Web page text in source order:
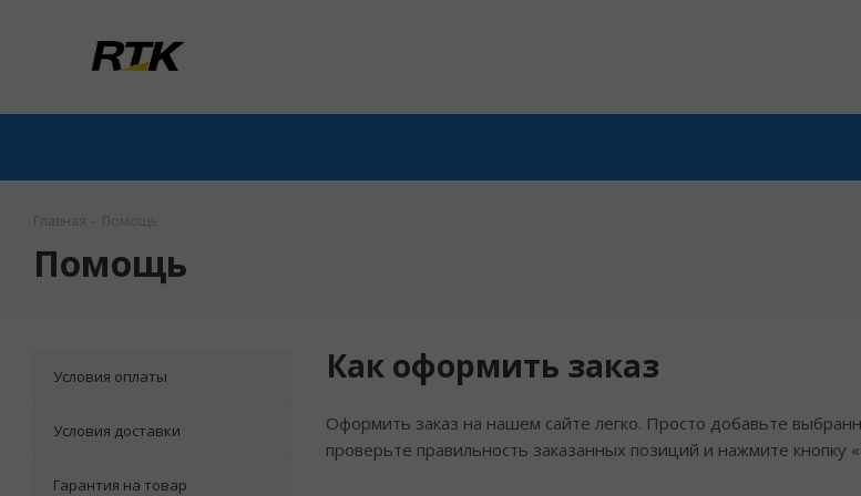
Главная Помощь
Помощь
Как оформить заказ
Оформить заказ на нашем сайте легко. Просто добавьте
проверьте правильность заказанных позиций и нажмите кнопку
Условия оплаты
Условия доставки
Гарантия на товар